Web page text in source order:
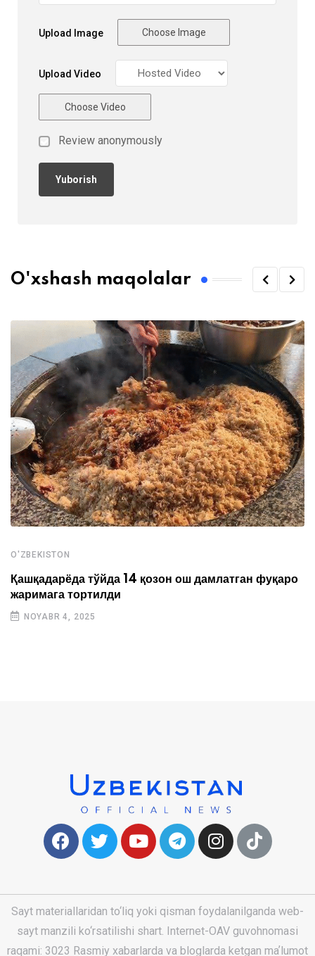
Upload Image Choose Image
Upload Video
Choose Video
Review anonymously
O'xshash maqolalar
O'ZBEKISTON
Қашқадарёда тўйда 14 қозон ош дамлатган фуқаро
жаримага тортилди
NOYABR 4, 2025
Sayt materiallaridan to‘liq yoki qisman foydalanilganda web-
sayt manzili ko‘rsatilishi shart. Internet-OAV guvohnomasi
raqami: 3023 Rasmiy xabarlarda va bloglarda ketgan maʼlumot